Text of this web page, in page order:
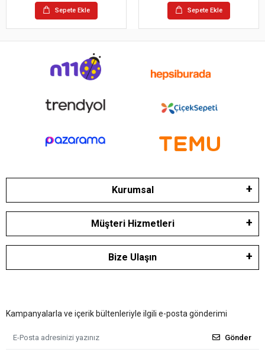
Sepete Ekle Sepete Ekle
Kurumsal
Müşteri Hizmetleri
Bize Ulaşın
Kampanyalarla ve içerik bültenleriyle ilgili e-posta gönderimi
Gönder